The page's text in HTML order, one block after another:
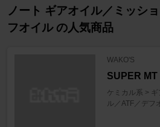
ノート ギアオイル／ミッシ
フオイル の人気商品
WAKO'S
SUPER MT
ケミカル系 >
ル／ATF／デフ